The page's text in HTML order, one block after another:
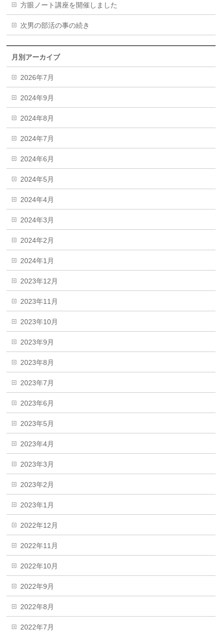
方眼ノート講座を開催しました
次男の部活の事の続き
月別アーカイブ
2026年7月
2024年9月
2024年8月
2024年7月
2024年6月
2024年5月
2024年4月
2024年3月
2024年2月
2024年1月
2023年12月
2023年11月
2023年10月
2023年9月
2023年8月
2023年7月
2023年6月
2023年5月
2023年4月
2023年3月
2023年2月
2023年1月
2022年12月
2022年11月
2022年10月
2022年9月
2022年8月
2022年7月